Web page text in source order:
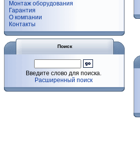
Монтаж оборудования
Гарантия
О компании
Контакты
Поиск
Введите слово для поиска.
Расширенный поиск